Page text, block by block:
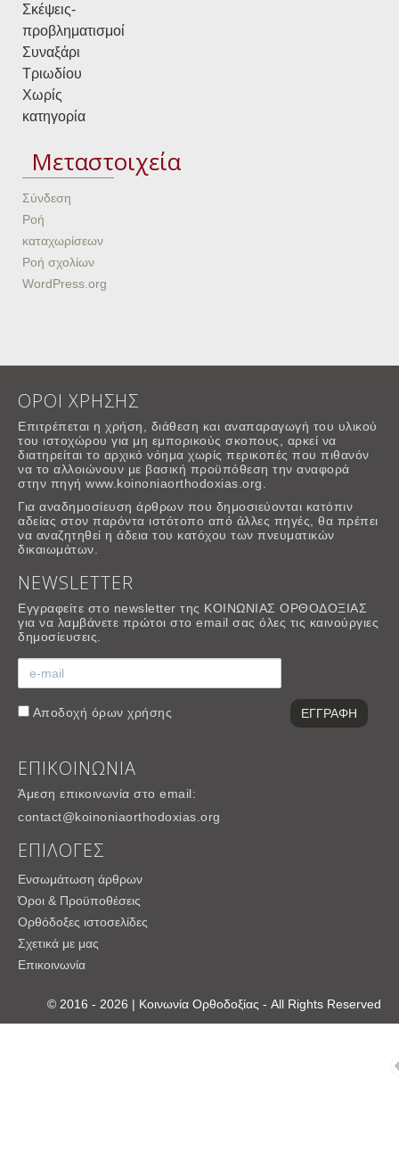
Σκέψεις-
προβληματισμοί
Συναξάρι
Τριωδίου
Χωρίς
κατηγορία
Μεταστοιχεία
Σύνδεση
Ροή
καταχωρίσεων
Ροή σχολίων
WordPress.org
ΟΡΟΙ ΧΡΗΣΗΣ
Επιτρέπεται η χρήση, διάθεση και αναπαραγωγή του υλικού
του ιστοχώρου για μη εμπορικούς σκοπους, αρκεί να
διατηρείται το αρχικό νόημα χωρίς περικοπές που πιθανόν
να το αλλοιώνουν με βασική προϋπόθεση την αναφορά
στην πηγή www.koinoniaorthodoxias.org.
Για αναδημοσίευση άρθρων που δημοσιεύονται κατόπιν
αδείας στον παρόντα ιστότοπο από άλλες πηγές, θα πρέπει
να αναζητηθεί η άδεια του κατόχου των πνευματικών
δικαιωμάτων.
NEWSLETTER
Εγγραφείτε στο newsletter της ΚΟΙΝΩΝΙΑΣ ΟΡΘΟΔΟΞΙΑΣ
για να λαμβάνετε πρώτοι στο email σας όλες τις καινούργιες
δημοσίευσεις.
Αποδοχή όρων χρήσης
ΕΠΙΚΟΙΝΩΝΙΑ
Άμεση επικοινωνία στο email:
contact@koinoniaorthodoxias.org
ΕΠΙΛΟΓΕΣ
Ενσωμάτωση άρθρων
Όροι & Προϋποθέσεις
Ορθόδοξες ιστοσελίδες
Σχετικά με μας
Επικοινωνία
© 2016 - 2026 | Κοινωνία Ορθοδοξίας - All Rights Reserved